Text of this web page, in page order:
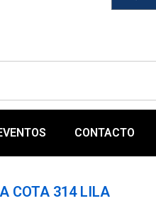
CONTACTO
COTA 314 LILA